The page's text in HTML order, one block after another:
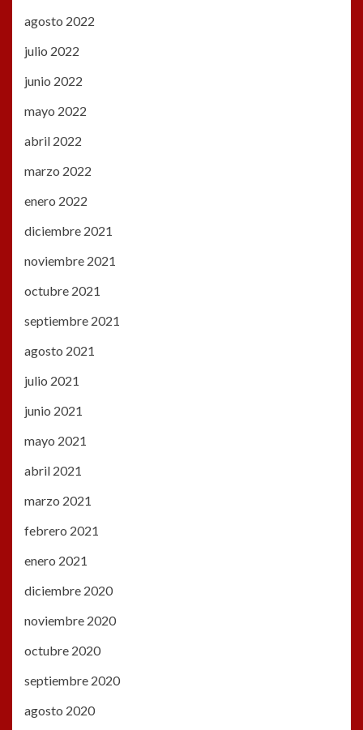
agosto 2022
julio 2022
junio 2022
mayo 2022
abril 2022
marzo 2022
enero 2022
diciembre 2021
noviembre 2021
octubre 2021
septiembre 2021
agosto 2021
julio 2021
junio 2021
mayo 2021
abril 2021
marzo 2021
febrero 2021
enero 2021
diciembre 2020
noviembre 2020
octubre 2020
septiembre 2020
agosto 2020